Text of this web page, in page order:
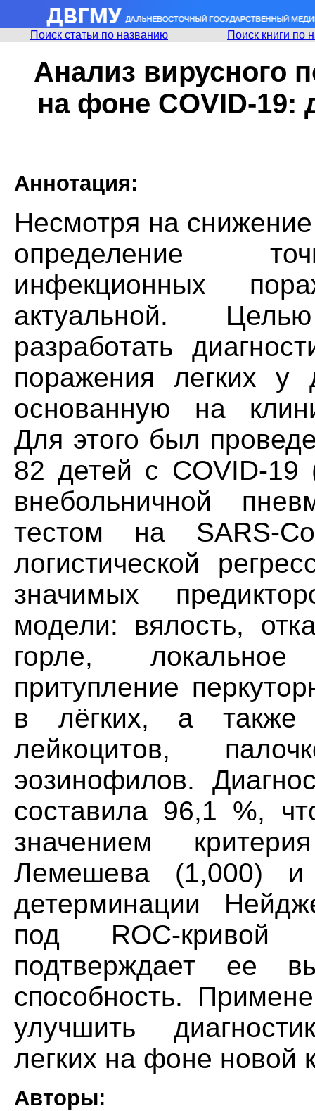
Поиск статьи по названию Поиск книги по
Анализ вирусного
на фоне COVID-19:
Аннотация:
Несмотря на
определение
инфекционных
актуальной.
разработать
поражения легких
основанную на
Для этого был
82 детей с COVID-19
внебольничной
тестом на SARS-
логистической
значимых
модели: вялость,
горле,
притупление
в лёгких, а также
лейкоцитов,
эозинофилов.
составила 96,1 %,
значением
Лемешева (1,000) и
детерминации
под ROC-кривой
подтверждает ее
способность.
улучшить
легких на фоне новой
Авторы: